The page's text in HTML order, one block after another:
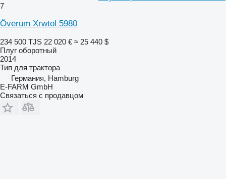
7
Överum Xrwtol 5980
234 500 TJS 22 020 € ≈ 25 440 $
Плуг оборотный
2014
Тип для трактора
Германия, Hamburg
E-FARM GmbH
Связаться с продавцом